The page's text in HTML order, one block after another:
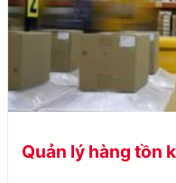
Quản lý hàng tồn